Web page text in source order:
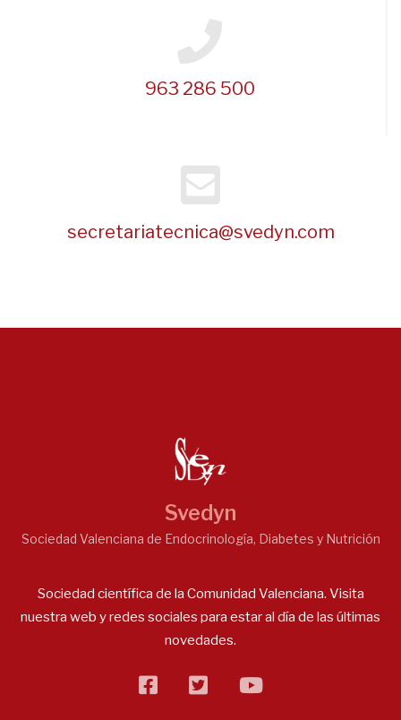
963 286 500
secretariatecnica@svedyn.com
Svedyn
Sociedad Valenciana de Endocrinología, Diabetes y Nutrición
Sociedad científica de la Comunidad Valenciana. Visita
nuestra web y redes sociales para estar al día de las últimas
novedades.
facebooktwitterflickr